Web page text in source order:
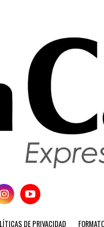
DE PRIVACIDAD